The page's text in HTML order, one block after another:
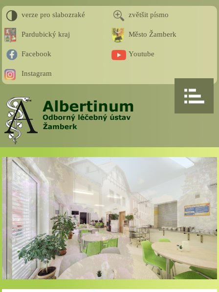
verze pro slabozraké zvětšit písmo
Pardubický kraj Město Žamberk
Facebook Youtube
Instagram